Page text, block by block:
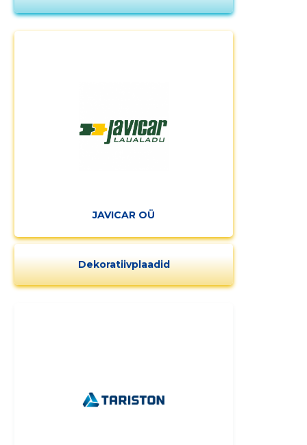
JAVICAR OÜ
Dekoratiivplaadid
Muuda pildi